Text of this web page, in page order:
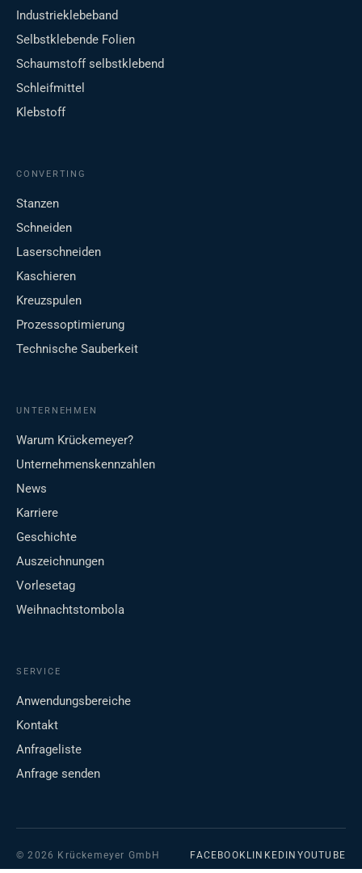
Industrieklebeband
Selbstklebende Folien
Schaumstoff selbstklebend
Schleifmittel
Klebstoff
CONVERTING
Stanzen
Schneiden
Laserschneiden
Kaschieren
Kreuzspulen
Prozessoptimierung
Technische Sauberkeit
UNTERNEHMEN
Warum Krückemeyer?
Unternehmenskennzahlen
News
Karriere
Geschichte
Auszeichnungen
Vorlesetag
Weihnachtstombola
SERVICE
Anwendungsbereiche
Kontakt
Anfrageliste
Anfrage senden
© 2026 Krückemeyer GmbH FACEBOOK LINKEDIN YOUTUBE